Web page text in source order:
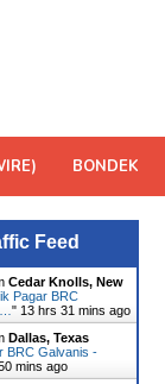
BONDEK
Feed
Cedar Knolls, New
Pagar BRC
" 13 hrs 31 mins ago
Dallas, Texas
BRC Galvanis -
mins ago